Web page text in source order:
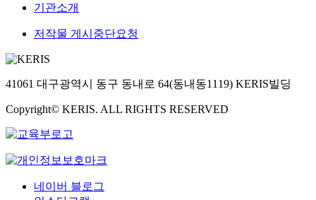
기관소개
저작물 게시중단요청
41061 대구광역시 동구 동내로 64(동내동1119) KERIS빌딩
Copyright© KERIS. ALL RIGHTS RESERVED
네이버 블로그